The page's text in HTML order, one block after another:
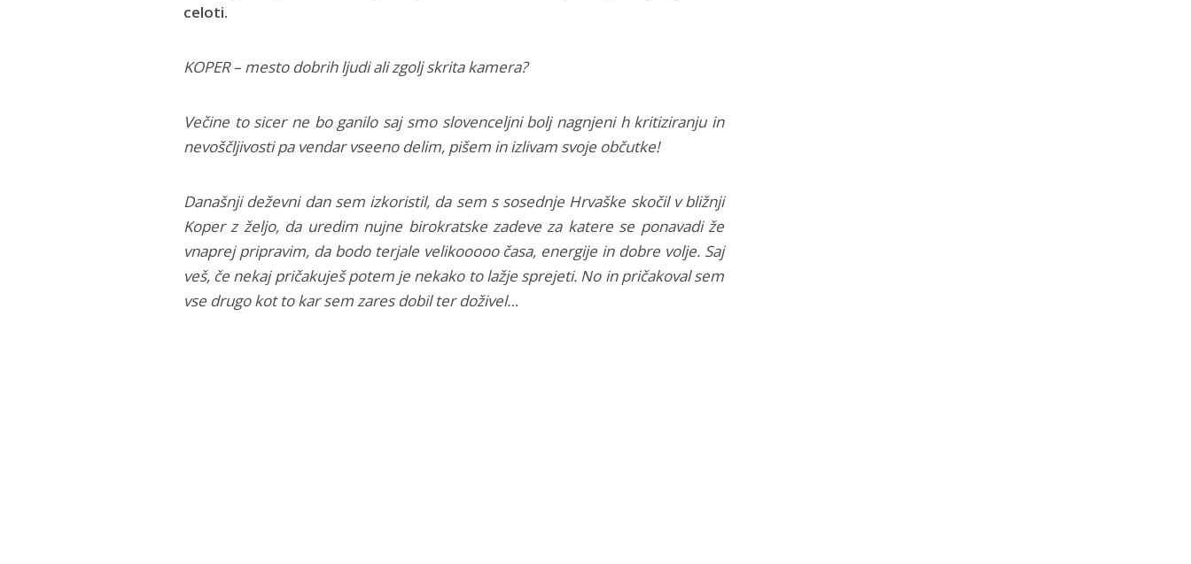
celoti.
KOPER – mesto dobrih ljudi ali zgolj skrita kamera?
Večine to sicer ne bo ganilo saj smo slovenceljni bolj nagnjeni h kritiziranju in
nevoščljivosti pa vendar vseeno delim, pišem in izlivam svoje občutke!
Današnji deževni dan sem izkoristil, da sem s sosednje Hrvaške skočil v bližnji
Koper z željo, da uredim nujne birokratske zadeve za katere se ponavadi že
vnaprej pripravim, da bodo terjale velikooooo časa, energije in dobre volje. Saj
veš, če nekaj pričakuješ potem je nekako to lažje sprejeti. No in pričakoval sem
vse drugo kot to kar sem zares dobil ter doživel…